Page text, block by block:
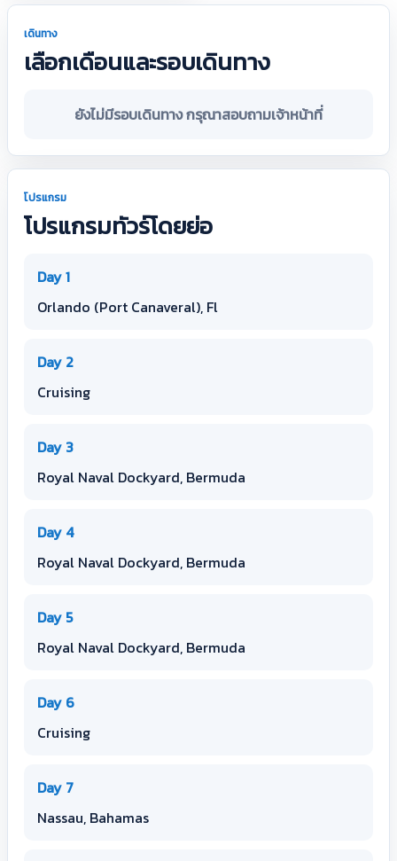
เดินทาง
เลือกเดือนและรอบเดินทาง
ยังไม่มีรอบเดินทาง กรุณาสอบถามเจ้าหน้าที่
โปรแกรม
โปรแกรมทัวร์โดยย่อ
Day 1
Orlando (Port Canaveral), Fl
Day 2
Cruising
Day 3
Royal Naval Dockyard, Bermuda
Day 4
Royal Naval Dockyard, Bermuda
Day 5
Royal Naval Dockyard, Bermuda
Day 6
Cruising
Day 7
Nassau, Bahamas